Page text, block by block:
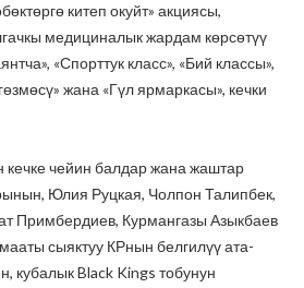
китеп окуйт» акциясы,
медициналык жардам көрсөтүү
«Спорттук класс», «Бий классы»,
жана «Гүл ярмаркасы», кечки
кечке чейин балдар жана жаштар
Юлия Руцкая, Чолпон Талипбек,
Примбердиев, Курмангазы Азыкбаев
сыяктуу КРнын белгилүү ата-
кубалык Black Kings тобунун